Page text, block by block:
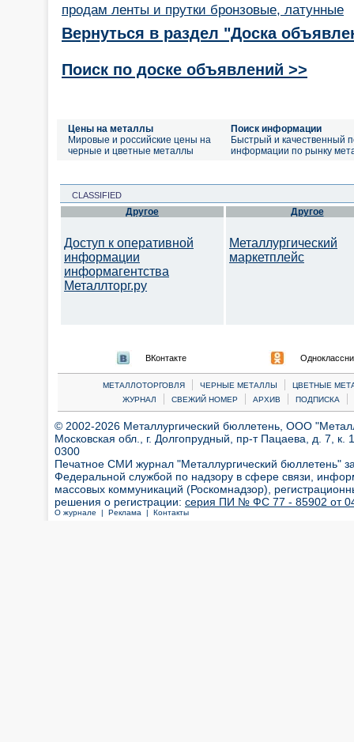
продам ленты и прутки бронзовые, латунные
Вернуться в раздел "Доска
Поиск по доске объявлений >>
Цены на металлы
Мировые и российские цены на
черные и цветные металлы
Поиск информации
Быстрый и качественный
информации по рынку
CLASSIFIED
Другое
Доступ к оперативной
информации
информагентства
Металлторг.ру
Другое
Металлургический
маркетплейс
ВКонтакте
МЕТАЛЛОТОРГОВЛЯ | ЧЕРНЫЕ МЕТАЛЛЫ |
ЦВЕТНЫЕ
ЖУРНАЛ
| СВЕЖИЙ НОМЕР | АРХИВ | ПОДПИСКА |
© 2002-2026 Металлургический бюллетень, ООО
Московская обл., г. Долгопрудный, пр-т Пацаева, д. 7,
0300
Печатное СМИ журнал "Металлургический бюллетень"
Федеральной службой по надзору в сфере связи,
массовых коммуникаций (Роскомнадзор),
решения о регистрации: серия ПИ № ФС 77 - 85902 от 04
О журнале | Реклама | Контакты